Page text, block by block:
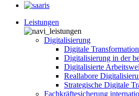
Leistungen
Digitalisierung
Digitale
Digitalisierung in der
Digitalisierte
Reallabore
Strategische Digitale
Fachkräftesicherung